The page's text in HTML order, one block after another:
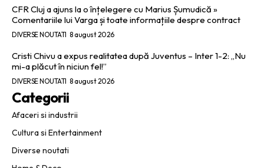
CFR Cluj a ajuns la o înțelegere cu Marius Șumudică »
Comentariile lui Varga și toate informațiile despre contract
DIVERSE NOUTATI 8 august 2026
Cristi Chivu a expus realitatea după Juventus – Inter 1-2: „Nu
mi-a plăcut în niciun fel!”
DIVERSE NOUTATI 8 august 2026
Categorii
Afaceri si industrii
Cultura si Entertainment
Diverse noutati